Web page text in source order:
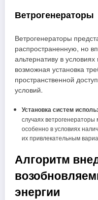
Ветрогенераторы
Ветрогенераторы
распространенную, но
альтернативу в
возможная установка
пространственной
условий.
Установка систем
случаях ветрогенераторы
особенно в условиях
их привлекательным
Алгоритм
энергии